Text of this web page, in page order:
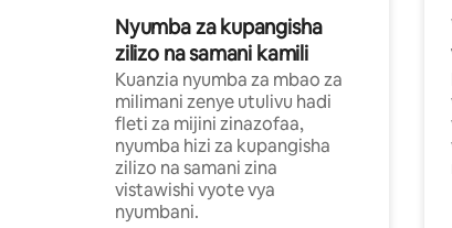
Nyumba za kupangisha
zilizo na samani kamili
Kuanzia nyumba za mbao za
milimani zenye utulivu hadi
fleti za mijini zinazofaa,
nyumba hizi za kupangisha
zilizo na samani zina
vistawishi vyote vya
nyumbani.